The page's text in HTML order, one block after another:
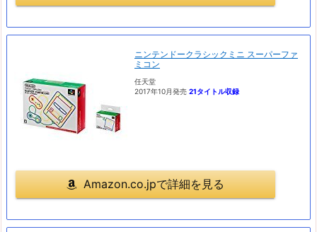
ニンテンドークラシックミニ スーパーファ
ミコン
任天堂
2017年10月発売 21タイトル収録
Amazon.co.jpで詳細を見る